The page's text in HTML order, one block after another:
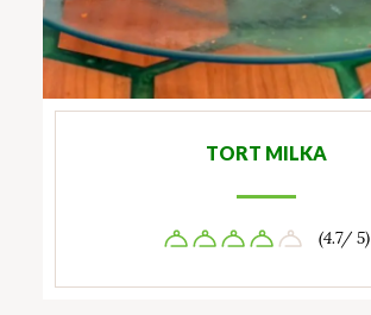
TORT MILKA
(4.7/ 5)